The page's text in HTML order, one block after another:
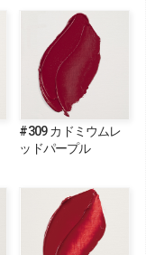
#309 カドミウムレ
ッドパープル